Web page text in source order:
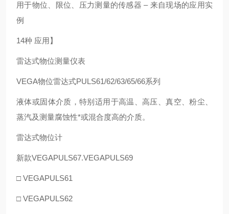
用于物位、限位、压力测量的传感器 – 来自现场的应用实
例
14种 应用】
雷达式物位测量仪表
VEGA物位雷达式PULS61/62/63/65/66系列
液体或固体介质，特别适用于高温、高压、真空、粉尘、
蒸汽及测量腐蚀性*或混合度高的介质。
雷达式物位计
新款VEGAPULS67.VEGAPULS69
□ VEGAPULS61
□ VEGAPULS62